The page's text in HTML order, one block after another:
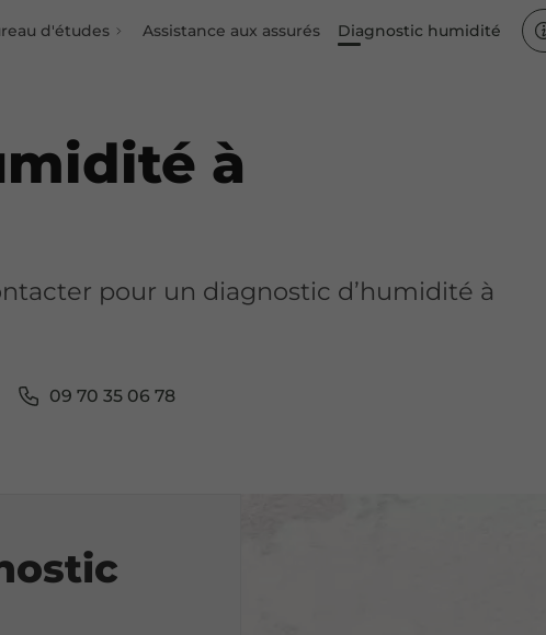
d'études Assistance aux assurés Diagnostic humidité
à
pour un diagnostic d’humidité à
09 70 35 06 78